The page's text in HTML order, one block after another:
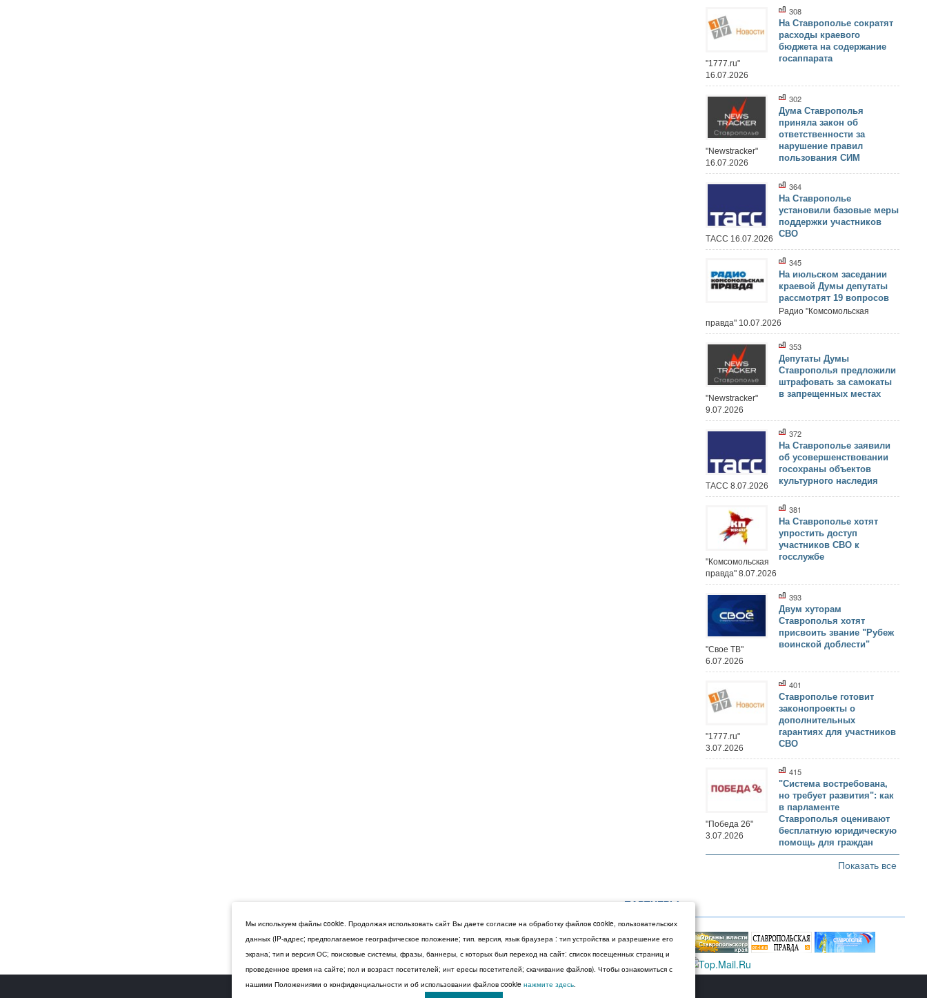
308
На Ставрополье сократят
расходы краевого
бюджета на содержание
госаппарата
"1777.ru"
16.07.2026
302
Дума Ставрополья
приняла закон об
ответственности за
нарушение правил
пользования СИМ
"Newstracker"
16.07.2026
364
На Ставрополье
установили базовые меры
поддержки участников
СВО
ТАСС 16.07.2026
345
На июльском заседании
краевой Думы депутаты
рассмотрят 19 вопросов
Радио "Комсомольская
правда" 10.07.2026
353
Депутаты Думы
Ставрополья предложили
штрафовать за самокаты
в запрещенных местах
"Newstracker"
9.07.2026
372
На Ставрополье заявили
об усовершенствовании
госохраны объектов
культурного наследия
ТАСС 8.07.2026
381
На Ставрополье хотят
упростить доступ
участников СВО к
госслужбе
"Комсомольская
правда" 8.07.2026
393
Двум хуторам
Ставрополья хотят
присвоить звание "Рубеж
воинской доблести"
"Свое ТВ"
6.07.2026
401
Ставрополье готовит
законопроекты о
дополнительных
гарантиях для участников
СВО
"1777.ru"
3.07.2026
415
"Система востребована,
но требует развития": как
в парламенте
Ставрополья оценивают
бесплатную юридическую
помощь для граждан
"Победа 26"
3.07.2026
Показать все
ПАРТНЕРЫ
© 2026 Дума Ставропольского края.
Мы используем файлы cookie. Продолжая использовать сайт Вы даете согласие на обработку файлов cookie, пользовательских
данных (IP-адрес; предполагаемое географическое положение; тип. версия, язык браузера : тип устройства и разрешение его
экрана; тип и версия ОС; поисковые системы, фразы, баннеры, с которых был переход на сайт: список посещенных страниц и
проведенное время на сайте; пол и возраст посетителей; инт ересы посетителей; скачивание файлов). Чтобы ознакомиться с
нашими Положениями о конфиденциальности и об использовании файлов cookie нажмите здесь.